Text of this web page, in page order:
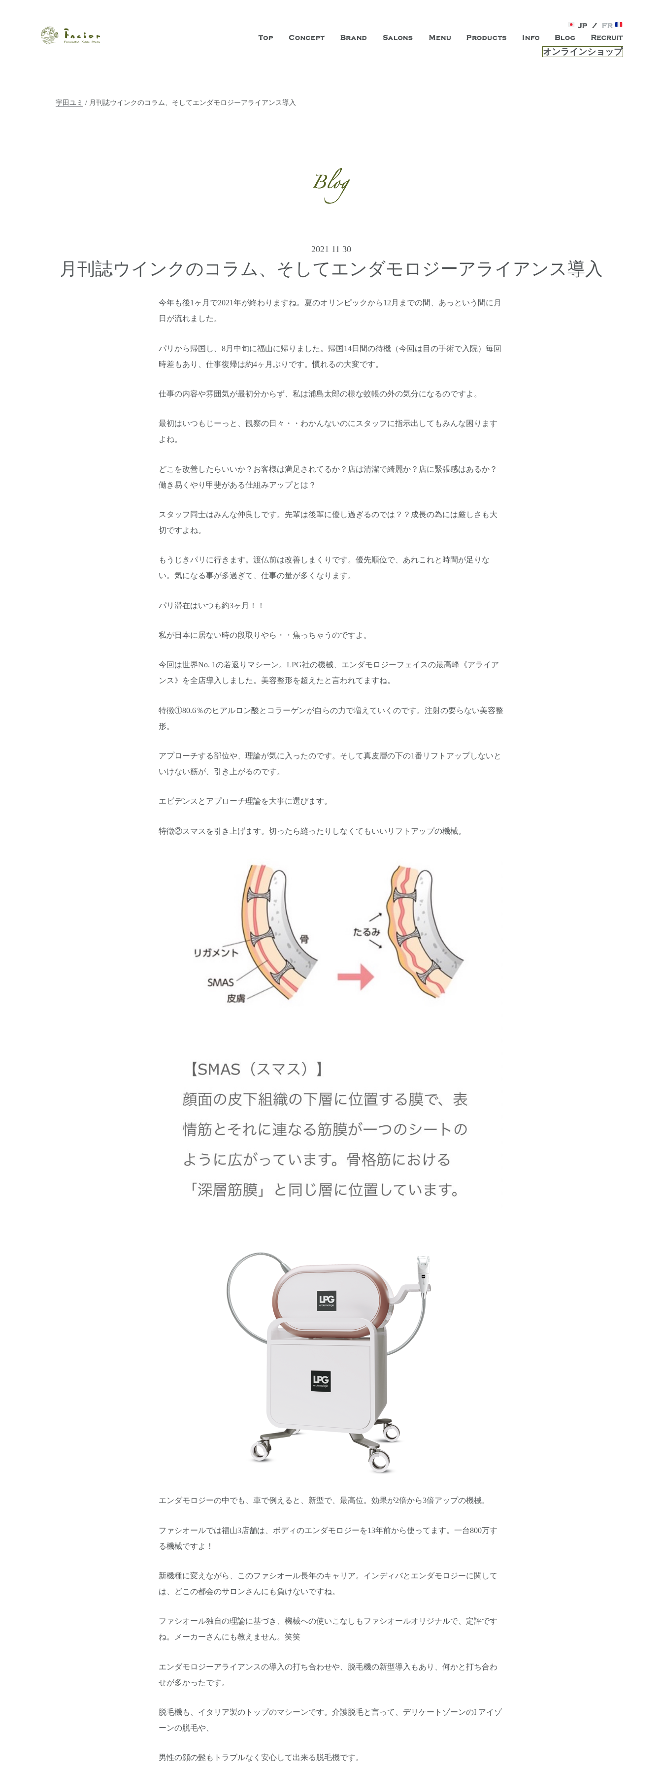
【福山・神戸・Paris】オーガニックエステサロン ファシオールは、 内面から輝く美をトー
瀬戸内から世界に展開するエステサロン「ファシオール」。福山市に3店舗、神戸三宮に「神戸店」 パリサンジェルマン通りに「パリ店」がオープン。お客様のもつ「自らしい美しさ」を追求し、未来の
ポジティブライフを応援します。オーガニックコスメ・商品にこだわり、内面から美しくなることを追求する「本物」の商品・技術・サービスを提供する総合エステサロンです。
オンラインショップ
宇田ユミ / 月刊誌ウインクのコラム、そしてエンダモロジーアライアンス導入
2021 11 30
月刊誌ウインクのコラム、そしてエンダモロジーアライアンス導入
今年も後1ヶ月で2021年が終わりますね。夏のオリンピックから12月までの間、あっという間に月
日が流れました。
パリから帰国し、8月中旬に福山に帰りました。帰国14日間の待機（今回は目の手術で入院）毎回
時差もあり、仕事復帰は約4ヶ月ぶりです。慣れるの大変です。
仕事の内容や雰囲気が最初分からず、私は浦島太郎の様な蚊帳の外の気分になるのですよ。
最初はいつもじーっと、観察の日々・・わかんないのにスタッフに指示出してもみんな困ります
よね。
どこを改善したらいいか？お客様は満足されてるか？店は清潔で綺麗か？店に緊張感はあるか？
働き易くやり甲斐がある仕組みアップとは？
スタッフ同士はみんな仲良しです。先輩は後輩に優し過ぎるのでは？？成長の為には厳しさも大
切ですよね。
もうじきパリに行きます。渡仏前は改善しまくりです。優先順位で、あれこれと時間が足りな
い。気になる事が多過ぎて、仕事の量が多くなります。
パリ滞在はいつも約3ヶ月！！
私が日本に居ない時の段取りやら・・焦っちゃうのですよ。
今回は世界No. 1の若返りマシーン。LPG社の機械、エンダモロジーフェイスの最高峰《アライア
ンス》を全店導入しました。美容整形を超えたと言われてますね。
特徴①80.6％のヒアルロン酸とコラーゲンが自らの力で増えていくのです。注射の要らない美容整
形。
アプローチする部位や、理論が気に入ったのです。そして真皮層の下の1番リフトアップしないと
いけない筋が、引き上がるのです。
エビデンスとアプローチ理論を大事に選びます。
特徴②スマスを引き上げます。切ったら縫ったりしなくてもいいリフトアップの機械。
エンダモロジーの中でも、車で例えると、新型で、最高位。効果が2倍から3倍アップの機械。
ファシオールでは福山3店舗は、ボディのエンダモロジーを13年前から使ってます。一台800万す
る機械ですよ！
新機種に変えながら、このファシオール長年のキャリア。インディバとエンダモロジーに関して
は、どこの都会のサロンさんにも負けないですね。
ファシオール独自の理論に基づき、機械への使いこなしもファシオールオリジナルで、定評です
ね。メーカーさんにも教えません。笑笑
エンダモロジーアライアンスの導入の打ち合わせや、脱毛機の新型導入もあり、何かと打ち合わ
せが多かったです。
脱毛機も、イタリア製のトップのマシーンです。介護脱毛と言って、デリケートゾーンのI アイゾ
ーンの脱毛や、
男性の顔の髭もトラブルなく安心して出来る脱毛機です。